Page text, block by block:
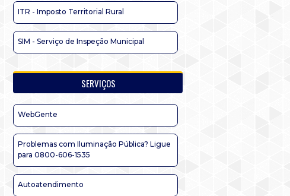
ITR - Imposto Territorial Rural
SIM - Serviço de Inspeção Municipal
SERVIÇOS
WebGente
Problemas com Iluminação Pública? Ligue
para 0800-606-1535
Autoatendimento